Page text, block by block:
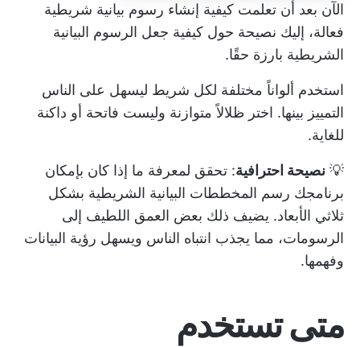
الآن بعد أن تعلمت كيفية إنشاء رسوم بيانية شريطية
فعالة، إليك نصيحة حول كيفية جعل الرسوم البيانية
الشريطية بارزة حقًا.
استخدم ألواناً مختلفة لكل شريط ليسهل على الناس
التمييز بينها. اختر ظلالاً متوازنة وليست فاتحة أو داكنة
للغاية.
💡 نصيحة احترافية: تحقق لمعرفة ما إذا كان بإمكان
برنامجك رسم المخططات البيانية الشريطية بشكل
ثلاثي الأبعاد. يضيف ذلك بعض العمق اللطيف إلى
الرسومات، مما يجذب انتباه الناس ويسهل رؤية البيانات
وفهمها.
متى تستخدم